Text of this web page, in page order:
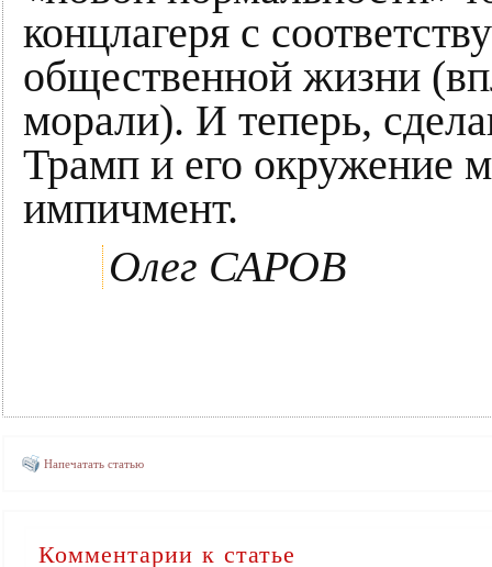
концлагеря с
общественной жизни
морали). И теперь,
Трамп и его окружение
импичмент.
Олег САРОВ
Напечатать статью
Комментарии к статье